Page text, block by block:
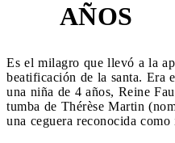
AÑOS
Es el milagro que llevó a la
beatificación de la santa. Era
una niña de 4 años, Reine
tumba de Thérèse Martin
una ceguera reconocida